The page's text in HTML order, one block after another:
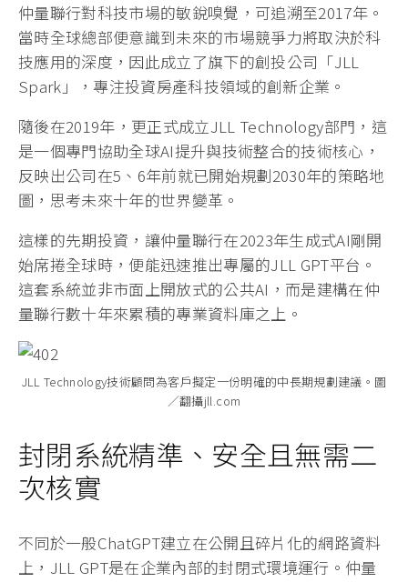
仲量聯行對科技市場的敏銳嗅覺，可追溯至2017年。
當時全球總部便意識到未來的市場競爭力將取決於科
技應用的深度，因此成立了旗下的創投公司「JLL
Spark」，專注投資房產科技領域的創新企業。
隨後在2019年，更正式成立JLL Technology部門，這
是一個專門協助全球AI提升與技術整合的技術核心，
反映出公司在5、6年前就已開始規劃2030年的策略地
圖，思考未來十年的世界變革。
這樣的先期投資，讓仲量聯行在2023年生成式AI剛開
始席捲全球時，便能迅速推出專屬的JLL GPT平台。
這套系統並非市面上開放式的公共AI，而是建構在仲
量聯行數十年來累積的專業資料庫之上。
JLL Technology技術顧問為客戶擬定一份明確的中長期規劃建議。圖
／翻攝jll.com
封閉系統精準、安全且無需二
次核實
不同於一般ChatGPT建立在公開且碎片化的網路資料
上，JLL GPT是在企業內部的封閉式環境運行。仲量